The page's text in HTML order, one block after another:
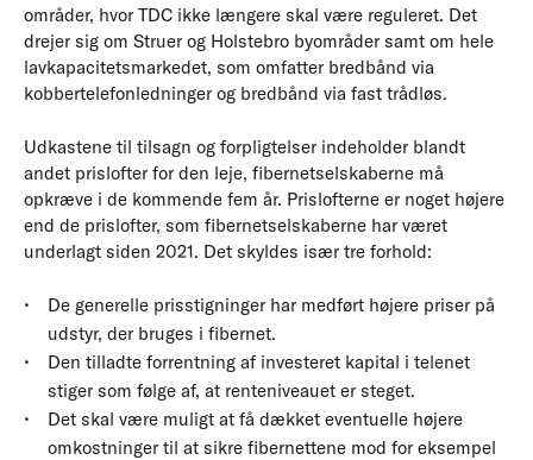
områder, hvor TDC ikke længere skal være reguleret. Det
drejer sig om Struer og Holstebro byområder samt om hele
lavkapacitetsmarkedet, som omfatter bredbånd via
kobbertelefonledninger og bredbånd via fast trådløs.
Udkastene til tilsagn og forpligtelser indeholder blandt
andet prislofter for den leje, fibernetselskaberne må
opkræve i de kommende fem år. Prislofterne er noget højere
end de prislofter, som fibernetselskaberne har været
underlagt siden 2021. Det skyldes især tre forhold:
De generelle prisstigninger har medført højere priser på
udstyr, der bruges i fibernet.
Den tilladte forrentning af investeret kapital i telenet
stiger som følge af, at renteniveauet er steget.
Det skal være muligt at få dækket eventuelle højere
omkostninger til at sikre fibernettene mod for eksempel